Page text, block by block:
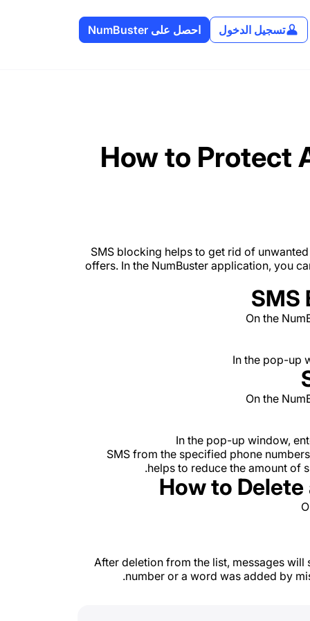
تسجيل الدخول احصل على NumBuster
How to Protect
SMS blocking helps to get rid of
offers. In the NumBuster application, you
SMS
On the
In the pop-up
On the
In the pop-up window,
SMS from the specified phone
helps to reduce the amount of
How to Delete
After deletion from the list, messages
number or a word was added by